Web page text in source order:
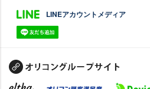
LINEアカウントメディア